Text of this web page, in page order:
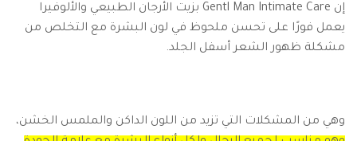
إن Gentl Man Intimate Care بزيت الأرجان الطبيعي والألوفيرا
يعمل فورًا على تحسن ملحوظ في لون البشرة مع التخلص من
مشكلة ظهور الشعر أسفل الجلد.
وهي من المشكلات التي تزيد من اللون الداكن والملمس الخشن،